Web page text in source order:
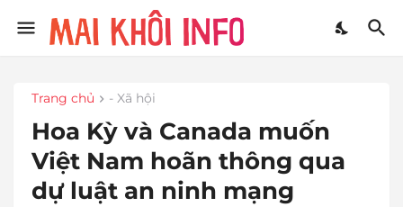
Trang chủ - Xã hội
Hoa Kỳ và Canada muốn
Việt Nam hoãn thông qua
dự luật an ninh mạng